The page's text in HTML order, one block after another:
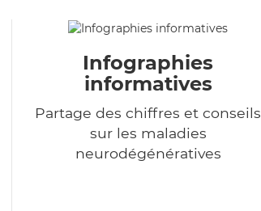
Infographies
informatives
Partage des chiffres et conseils
sur les maladies
neurodégénératives